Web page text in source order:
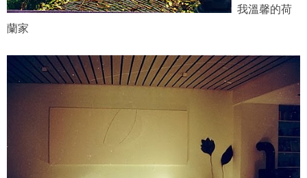
我溫馨的荷
蘭家